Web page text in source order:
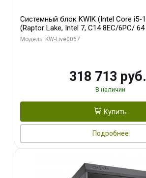
Системный блок KWIK (Intel Core i5-
(Raptor Lake, Intel 7, C14 8EC/6PC/
RTX5080 GAMINGPRO OC 16GB
Модель: KW-Live0067
318 713 руб.
В наличии
Купить
Подробнее